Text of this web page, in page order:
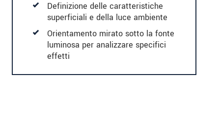
Definizione delle caratteristiche
superficiali e della luce ambiente
Orientamento mirato sotto la fonte
luminosa per analizzare specifici
effetti